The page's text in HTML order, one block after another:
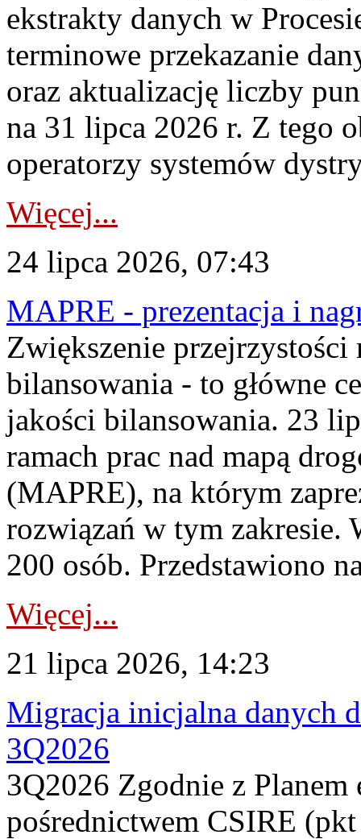
ekstrakty danych w
terminowe przekazanie
oraz aktualizację liczby
na 31 lipca 2026 r. Z tego
operatorzy systemów
Więcej...
24 lipca 2026, 07:43
MAPRE - prezentacja i
Zwiększenie
bilansowania - to główne
jakości bilansowania. 23
ramach prac nad mapą
(MAPRE), na którym
rozwiązań w tym zakresie.
200 osób. Przedstawiono
Więcej...
21 lipca 2026, 14:23
Migracja inicjalna danych
3Q2026
3Q2026 Zgodnie z
pośrednictwem CSIRE